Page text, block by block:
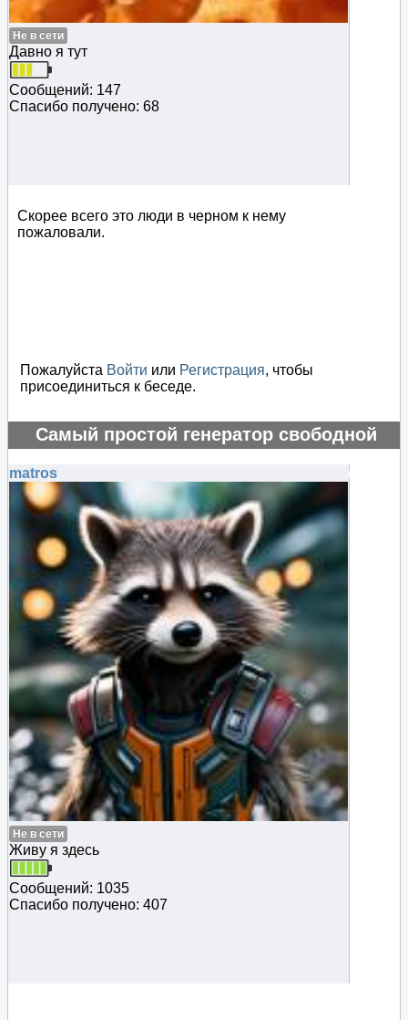
Не в сети
Давно я тут
Сообщений: 147
Спасибо получено: 68
Скорее всего это люди в черном к нему
пожаловали.
Пожалуйста Войти или Регистрация, чтобы
присоединиться к беседе.
Самый простой генератор свободной
энергии
#75584
matros
Не в сети
Живу я здесь
Сообщений: 1035
Спасибо получено: 407